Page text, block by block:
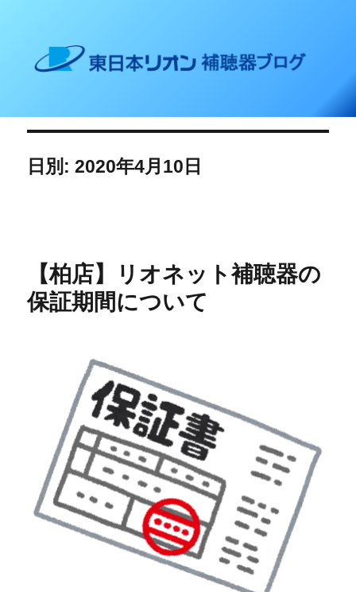
東日本リオン 補聴器ブログ
日別: 2020年4月10日
【柏店】リオネット補聴器の
保証期間について